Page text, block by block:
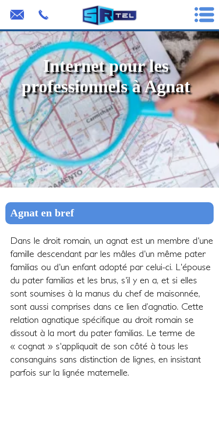
Internet pour les
professionnels à Agnat
Agnat en bref
Dans le droit romain, un agnat est un membre d'une
famille descendant par les mâles d'un même pater
familias ou d'un enfant adopté par celui-ci. L'épouse
du pater familias et les brus, s'il y en a, et si elles
sont soumises à la manus du chef de maisonnée,
sont aussi comprises dans ce lien d’agnatio. Cette
relation agnatique spécifique au droit romain se
dissout à la mort du pater familias. Le terme de
« cognat » s'appliquait de son côté à tous les
consanguins sans distinction de lignes, en insistant
parfois sur la lignée maternelle.